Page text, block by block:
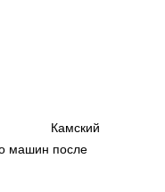
Камский
машин после